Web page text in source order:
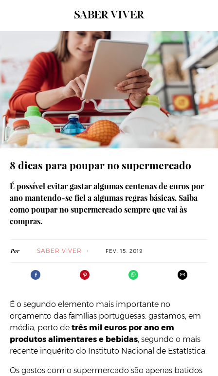
thinkstock
8 dicas para poupar no supermercado
É possível evitar gastar algumas centenas de euros por
ano mantendo-se fiel a algumas regras básicas. Saiba
como poupar no supermercado sempre que vai às
compras.
Por SABER VIVER FEV. 15. 2019
É o segundo elemento mais importante no
orçamento das famílias portuguesas: gastamos, em
média, perto de três mil euros por ano em
produtos alimentares e bebidas, segundo o mais
recente inquérito do Instituto Nacional de Estatística.
Os gastos com o supermercado são apenas batidos